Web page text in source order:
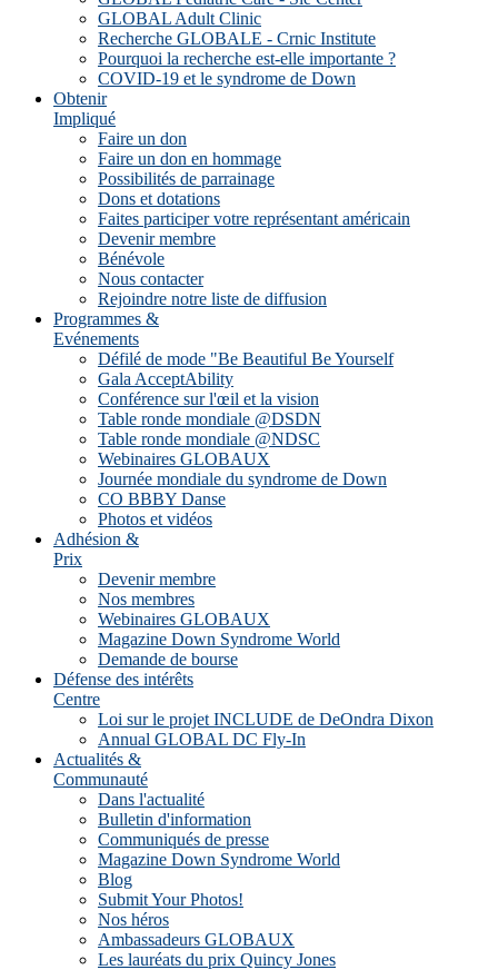
GLOBAL Adult Clinic
Recherche GLOBALE - Crnic Institute
Pourquoi la recherche est-elle importante ?
COVID-19 et le syndrome de Down
Obtenir
Impliqué
Faire un don
Faire un don en hommage
Possibilités de parrainage
Dons et dotations
Faites participer votre représentant américain
Devenir membre
Bénévole
Nous contacter
Rejoindre notre liste de diffusion
Programmes &
Evénements
Défilé de mode "Be Beautiful Be Yourself
Gala AcceptAbility
Conférence sur l'œil et la vision
Table ronde mondiale @DSDN
Table ronde mondiale @NDSC
Webinaires GLOBAUX
Journée mondiale du syndrome de Down
CO BBBY Danse
Photos et vidéos
Adhésion &
Prix
Devenir membre
Nos membres
Webinaires GLOBAUX
Magazine Down Syndrome World
Demande de bourse
Défense des intérêts
Centre
Loi sur le projet INCLUDE de DeOndra Dixon
Annual GLOBAL DC Fly-In
Actualités &
Communauté
Dans l'actualité
Bulletin d'information
Communiqués de presse
Magazine Down Syndrome World
Blog
Submit Your Photos!
Nos héros
Ambassadeurs GLOBAUX
Les lauréats du prix Quincy Jones